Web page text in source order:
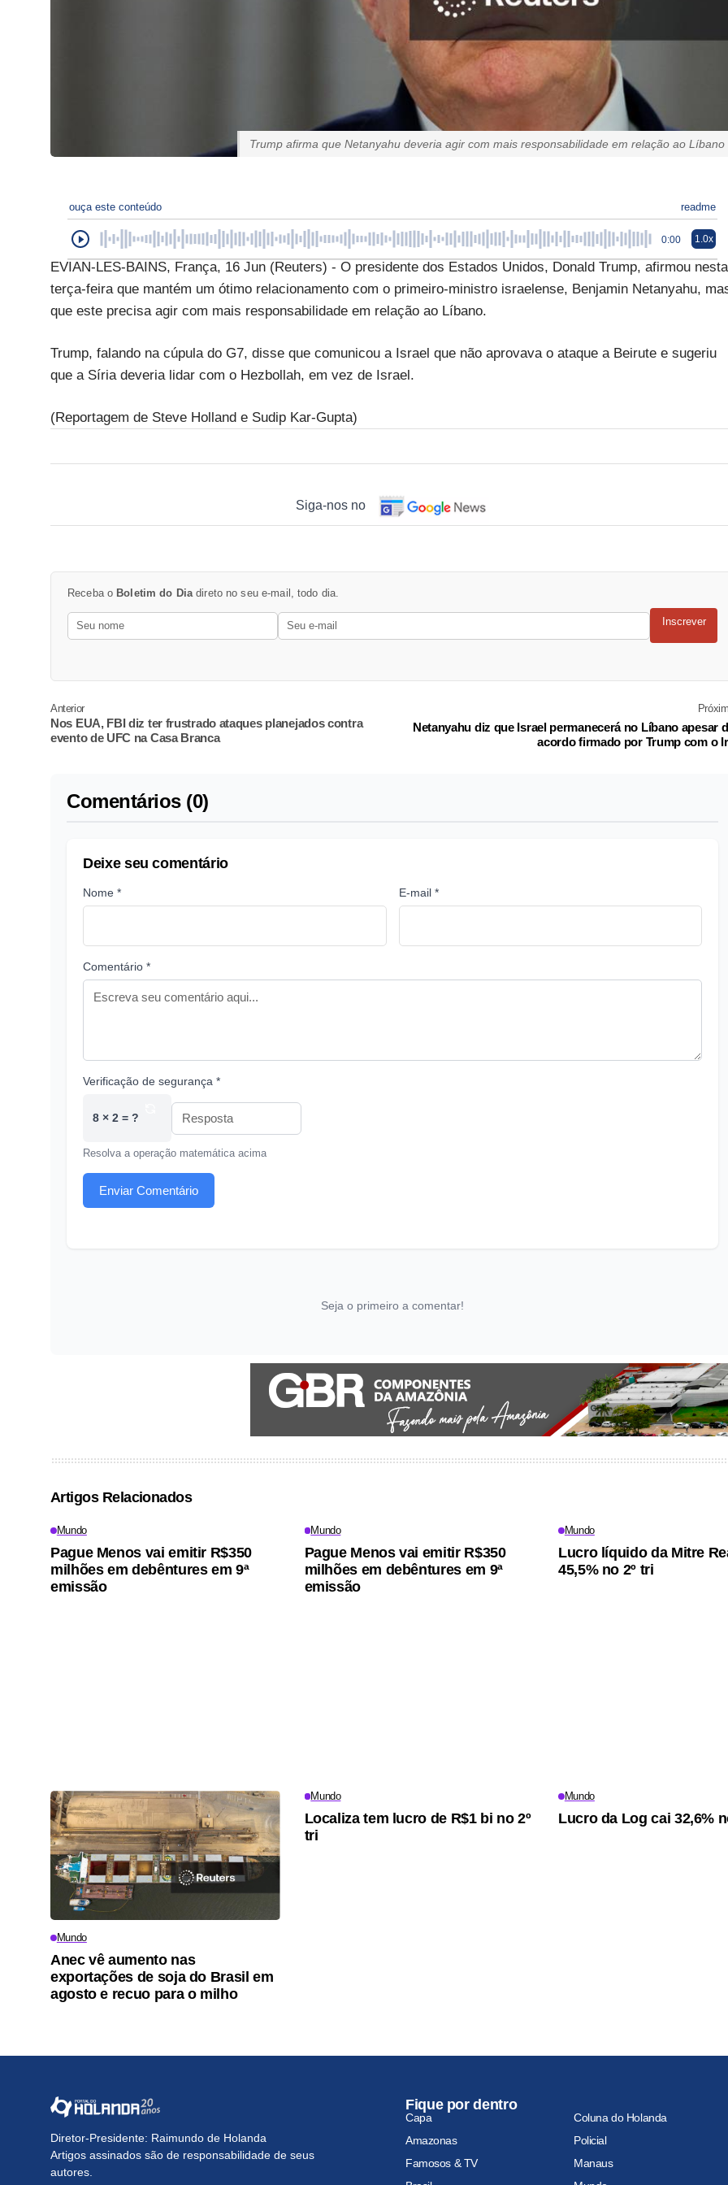
Trump afirma que Netanyahu deveria agir com mais responsabilidade em relação ao Líbano
ouça este conteúdo readme
0:00 1.0x
EVIAN-LES-BAINS, França, 16 Jun (Reuters) - O presidente dos Estados Unidos, Donald Trump, afirmou nesta
terça-feira que mantém um ótimo relacionamento com o primeiro-ministro israelense, Benjamin Netanyahu,
que este precisa agir com mais responsabilidade em relação ao Líbano.
Trump, falando na cúpula do G7, disse que comunicou a Israel que não aprovava o ataque a Beirute e sugeriu
que a Síria deveria lidar com o Hezbollah, em vez de Israel.
(Reportagem de Steve Holland e Sudip Kar-Gupta)
Siga-nos no
Receba o Boletim do Dia direto no seu e-mail, todo dia.
Inscrever
Anterior
Nos EUA, FBI diz ter frustrado ataques planejados contra
evento de UFC na Casa Branca
Netanyahu diz que Israel permanecerá no Líbano apesar
acordo firmado por Trump com o
Comentários (0)
Deixe seu comentário
Nome * E-mail *
Comentário *
Verificação de segurança *
8 × 2 = ?
Resolva a operação matemática acima
Enviar Comentário
Seja o primeiro a comentar!
Artigos Relacionados
Mundo
Pague Menos vai emitir R$350
milhões em debêntures em 9ª
emissão
Mundo
Pague Menos vai emitir R$350
milhões em debêntures em 9ª
emissão
Mundo
Lucro líquido da Mitre
45,5% no 2º tri
Mundo
Anec vê aumento nas
exportações de soja do Brasil em
agosto e recuo para o milho
Mundo
Localiza tem lucro de R$1 bi no 2º
tri
Mundo
Lucro da Log cai 32,6%
Diretor-Presidente: Raimundo de Holanda
Artigos assinados são de responsabilidade de seus
autores.
Fique por dentro
Capa
Coluna do Holanda
Amazonas
Policial
Famosos & TV
Manaus